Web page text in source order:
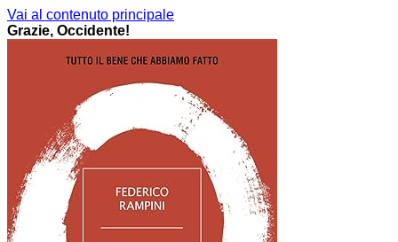
Vai al contenuto principale
Grazie, Occidente!